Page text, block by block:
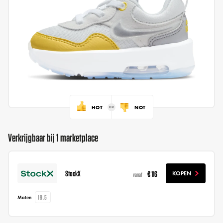
HOT NOT
Verkrijgbaar bij 1 marketplace
StockX vanaf € 116 KOPEN
Maten 19.5